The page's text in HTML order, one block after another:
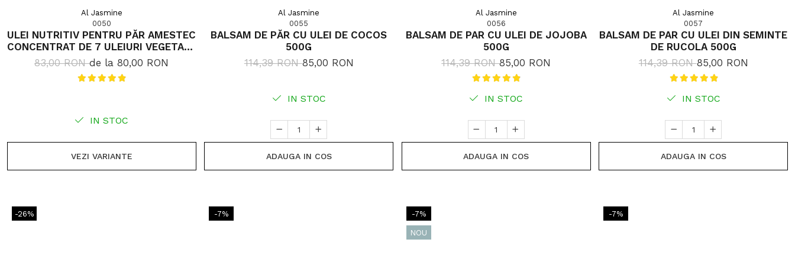
Al Jasmine
0050
ULEI NUTRITIV PENTRU PĂR AMESTEC
CONCENTRAT DE 7 ULEIURI VEGETALE
– TRATAMENT INTENSIV PENTRU
REGENERARE ȘI ANTI-CĂDERE A
PĂRULUI
83,00 RONde la 80,00 RON
IN STOC
VEZI VARIANTE
Al Jasmine
0055
BALSAM DE PĂR CU ULEI DE COCOS
500G
114,39 RON85,00 RON
IN STOC
ADAUGA IN COS
Al Jasmine
0056
BALSAM DE PAR CU ULEI DE JOJOBA
500G
114,39 RON85,00 RON
IN STOC
ADAUGA IN COS
Al Jasmine
0057
BALSAM DE PAR CU ULEI DIN SEMINTE
DE RUCOLA 500G
114,39 RON85,00 RON
IN STOC
ADAUGA IN COS
-26% -7% -7%
NOU
-7%